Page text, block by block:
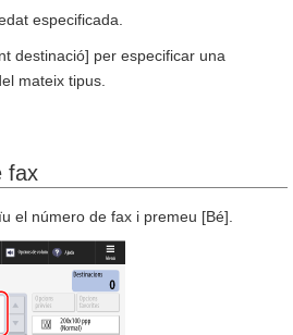
especificada.
destinació] per especificar una
mateix tipus.
fax
el número de fax i premeu [Bé].